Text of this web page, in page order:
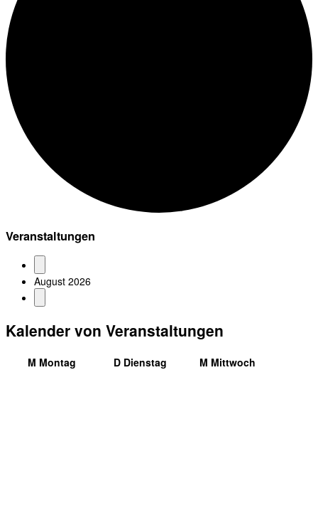
Veranstaltungen
August 2026
Kalender von Veranstaltungen
M Montag D Dienstag M Mittwoch